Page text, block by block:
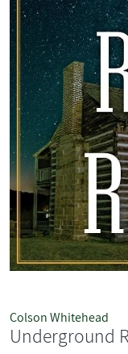
Colson Whitehead
Underground